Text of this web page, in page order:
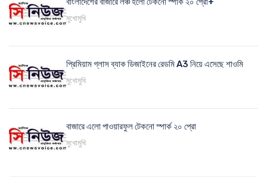
মুখোমুখি
প্রিমিয়াম গ্লাস ব্যাক ডিজাইনের রেডমি A3 নিয়ে এসেছে শাওমি
মুখোমুখি
বাজারে এলো পাওয়ারফুল টেকনো স্পার্ক ২০ প্রো
মুখোমুখি